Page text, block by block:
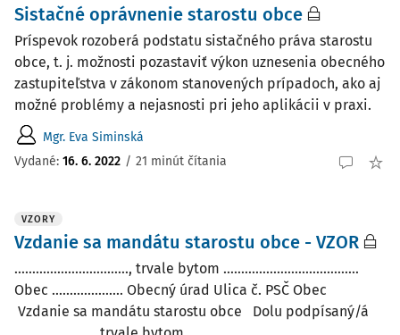
Sistačné oprávnenie starostu obce
Príspevok rozoberá podstatu sistačného práva starostu
obce, t. j. možnosti pozastaviť výkon uznesenia obecného
zastupiteľstva v zákonom stanovených prípadoch, ako aj
možné problémy a nejasnosti pri jeho aplikácii v praxi.
Mgr. Eva Siminská
Vydané: 16. 6. 2022 / 21 minút čítania
VZORY
Vzdanie sa mandátu starostu obce - VZOR
................................, trvale bytom ......................................
Obec .................... Obecný úrad Ulica č. PSČ Obec
Vzdanie sa mandátu starostu obce Dolu podpísaný/á